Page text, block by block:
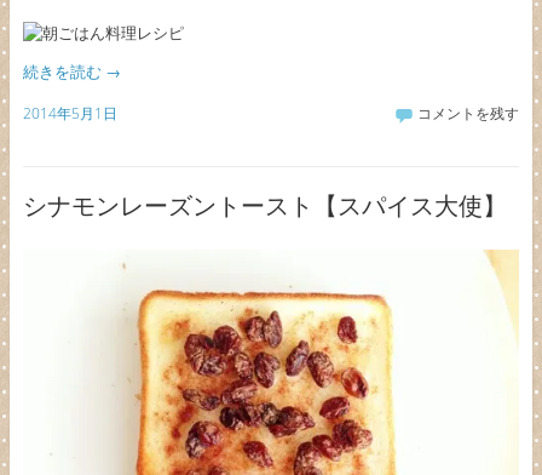
続きを読む →
2014年5月1日 コメントを残す
シナモンレーズントースト【スパイス大使】